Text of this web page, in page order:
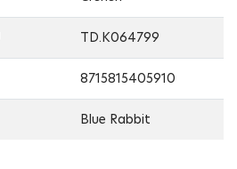
TD.K064799
8715815405910
Blue Rabbit